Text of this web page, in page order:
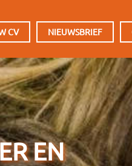
CV NIEUWSBRIEF
EN